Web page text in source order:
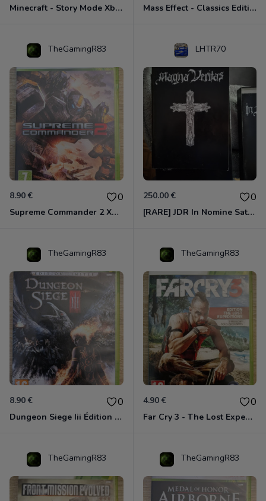
Minecraft - Story Mode Xbox 360 Mass Effect - Classics Edition Xbox 360
TheGamingR83
8.90 € 0
Supreme Commander 2 Xbox 360
LHTR70
250.00 € 0
[RARE] JDR In Nomine Satanis / Magna Veritas – 1ère Édition BOÎTE (DOS BLANC, 1989) - CROC / Siroz
TheGamingR83
8.90 € 0
Dungeon Siege Iii Édition Limitée - Vf Intégrale Xbox 360
TheGamingR83
4.90 € 0
Far Cry 3 - The Lost Expeditions - Edition Spéciale Xbox 360
TheGamingR83 TheGamingR83